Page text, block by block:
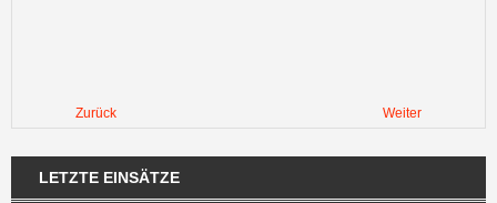
Zurück Weiter
LETZTE EINSÄTZE